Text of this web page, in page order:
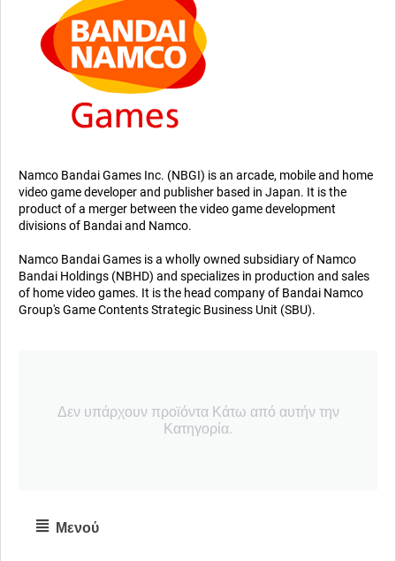
Namco Bandai Games Inc. (NBGI) is an arcade, mobile and home
video game developer and publisher based in Japan. It is the
product of a merger between the video game development
divisions of Bandai and Namco.
Namco Bandai Games is a wholly owned subsidiary of Namco
Bandai Holdings (NBHD) and specializes in production and sales
of home video games. It is the head company of Bandai Namco
Group's Game Contents Strategic Business Unit (SBU).
Δεν υπάρχουν προϊόντα Κάτω από αυτήν την
Κατηγορία.
Μενού